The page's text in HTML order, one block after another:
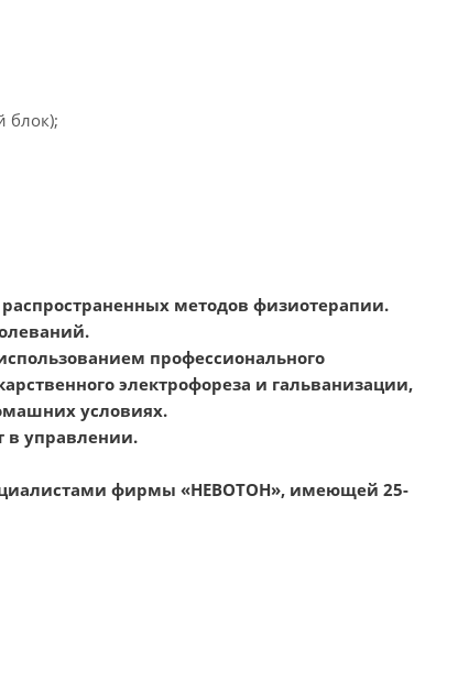
блок);
методов физиотерапии.
профессионального
электрофореза и гальванизации,
условиях.
в управлении.
фирмы «НЕВОТОН», имеющей 25-